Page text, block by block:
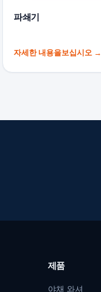
파쇄기
자세한 내용을보십시오 →
제품
야채 와셔